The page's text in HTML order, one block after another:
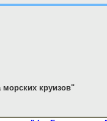
круизов"